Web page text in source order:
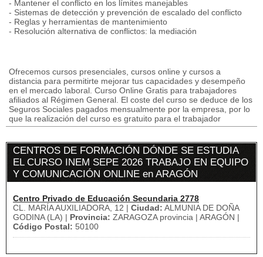
- Mantener el conflicto en los límites manejables
- Sistemas de detección y prevención de escalado del conflicto
- Reglas y herramientas de mantenimiento
- Resolución alternativa de conflictos: la mediación
Ofrecemos cursos presenciales, cursos online y cursos a
distancia para permitirte mejorar tus capacidades y desempeño
en el mercado laboral. Curso Online Gratis para trabajadores
afiliados al Régimen General. El coste del curso se deduce de los
Seguros Sociales pagados mensualmente por la empresa, por lo
que la realización del curso es gratuito para el trabajador
CENTROS DE FORMACIÓN DÓNDE SE ESTUDIA
EL CURSO INEM SEPE 2026 TRABAJO EN EQUIPO
Y COMUNICACIÓN ONLINE en ARAGÓN
Centro Privado de Educación Secundaria 2778
CL. MARÍA AUXILIADORA, 12 | Ciudad: ALMUNIA DE DOÑA
GODINA (LA) | Provincia: ZARAGOZA provincia | ARAGÓN |
Código Postal: 50100